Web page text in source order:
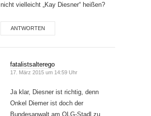
nicht vielleicht „Kay Diesner“ heißen?
ANTWORTEN
fatalistsalterego
17. März 2015 um 14:59 Uhr
Ja klar, Diesner ist richtig, denn
Onkel Diemer ist doch der
Bundesanwalt am OLG-Stadl zu